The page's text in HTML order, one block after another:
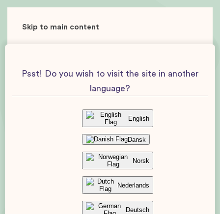
Skip to main content
Psst! Do you wish to visit the site in another
language?
English
Dansk
Norsk
Nederlands
Deutsch